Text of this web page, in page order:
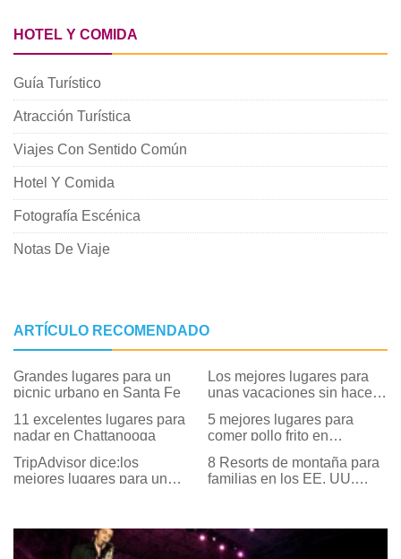
HOTEL Y COMIDA
Guía Turístico
Atracción Turística
Viajes Con Sentido Común
Hotel Y Comida
Fotografía Escénica
Notas De Viaje
ARTÍCULO RECOMENDADO
Grandes lugares para un
picnic urbano en Santa Fe
Los mejores lugares para
unas vacaciones sin hacer
11 excelentes lugares para
nadar en Chattanooga
5 mejores lugares para
comer pollo frito en
TripAdvisor dice:los
mejores lugares para un
8 Resorts de montaña para
familias en los EE. UU.